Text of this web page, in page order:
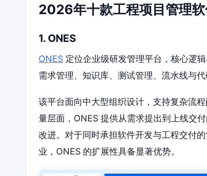
2026年十款工程项目管理
1. ONES
ONES 定位企业级研发管理平台，核心逻
需求管理、知识库、测试管理、流水线与
该平台面向中大型组织设计，支持复杂流
量层面，ONES 提供从需求提出到上线交
改进。对于同时承担软件开发与工程交付
业，ONES 的扩展性具备显著优势。